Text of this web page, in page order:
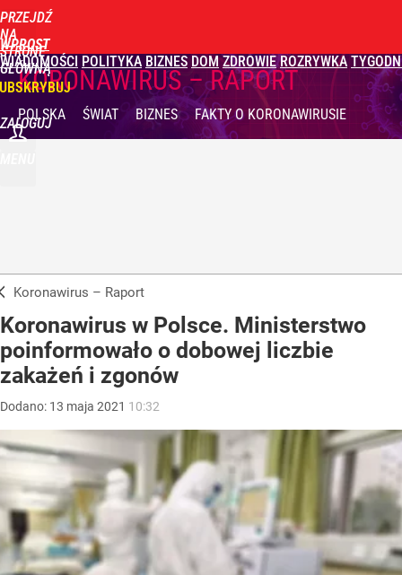
PRZEJDŹ
NA
STRONĘ
GŁÓWNĄ
WPROST
WIADOMOŚCI POLITYKA BIZNES DOM ZDROWIE ROZRYWKA
ZALOGUJ
KORONAWIRUS – RAPORT
POLSKA ŚWIAT BIZNES FAKTYO KORONAWIRUSIE
Koronawirus – Raport
Koronawirus w Polsce. Ministerstwo
poinformowało o dobowej liczbie
zakażeń i zgonów
Dodano: 13 maja 2021 10:32